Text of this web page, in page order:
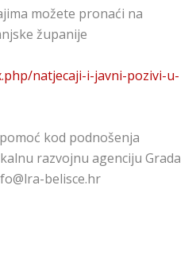
možete pronaći na
županije
natjecaji-i-javni-pozivi-u-
kod podnošenja
razvojnu agenciju Grada
belisce.hr